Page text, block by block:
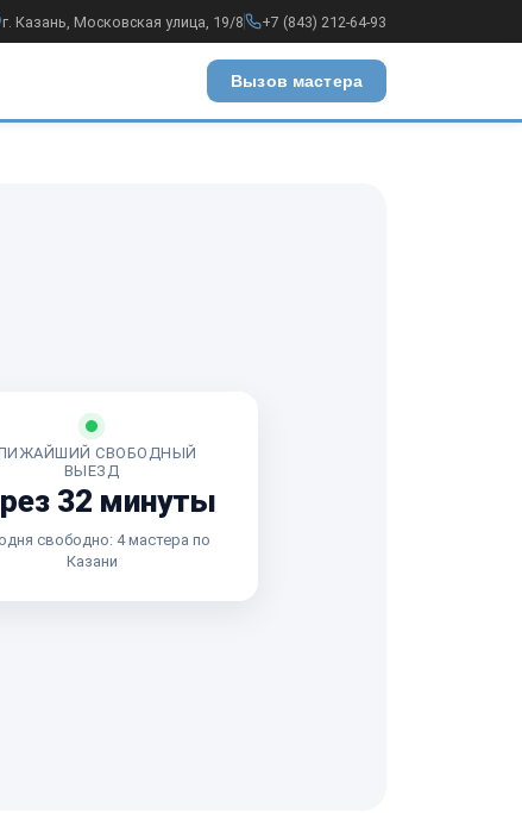
г. Казань, Московская улица, 19/8 +7 (843) 212-64-93
Вызов мастера
СВОБОДНЫЙ
ВЫЕЗД
32 минуты
свободно: 4 мастера по
Казани